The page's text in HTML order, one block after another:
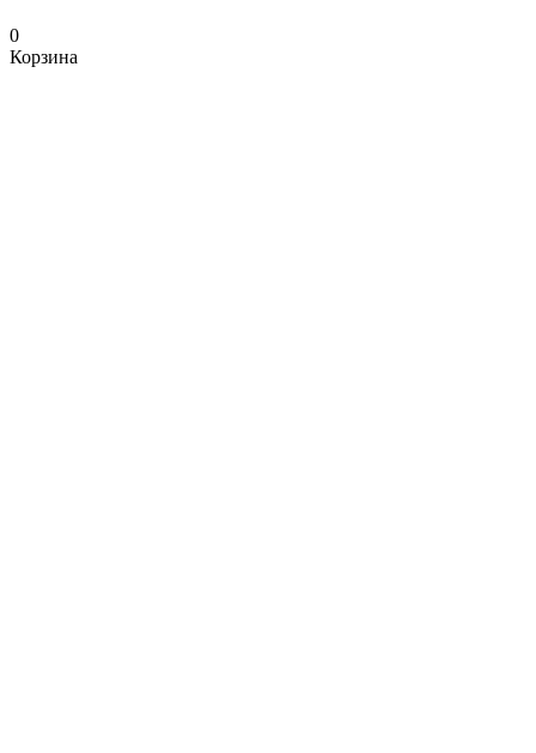
0
Корзина